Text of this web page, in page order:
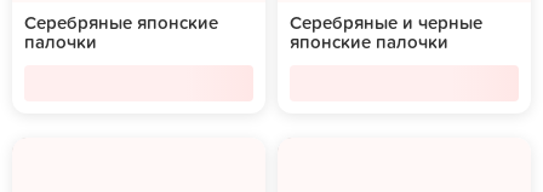
Серебряные японские
палочки
Серебряные и черные
японские палочки